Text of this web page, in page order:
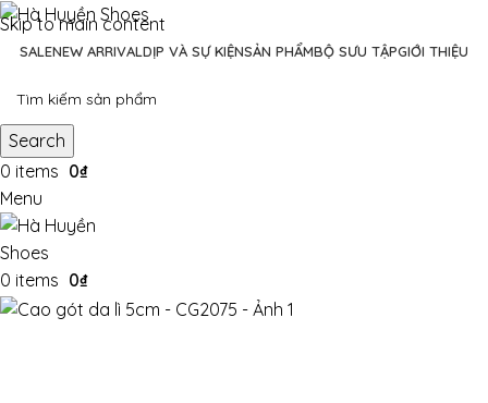
Skip to main content
SALENEW ARRIVALDỊP VÀ SỰ KIỆNSẢN PHẨMBỘ SƯU TẬPGIỚI THIỆU
Search
0 items 0₫
Menu
0 items 0₫